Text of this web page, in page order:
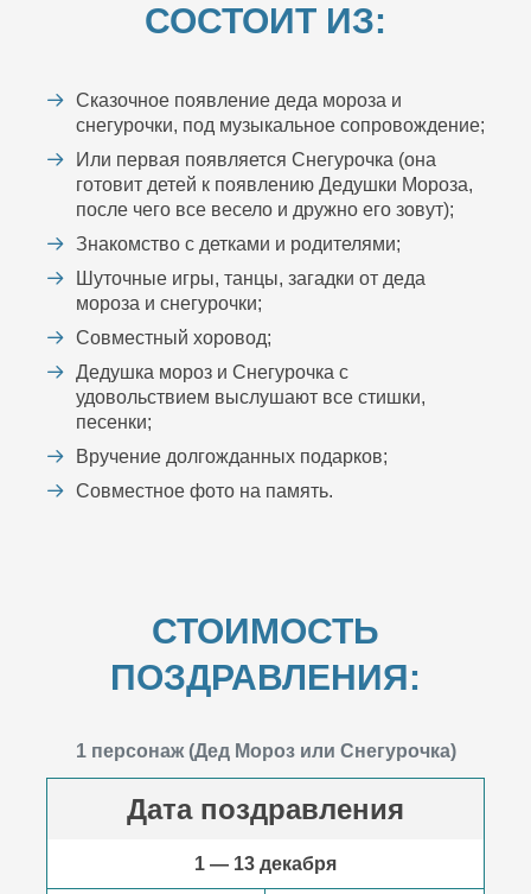
СОСТОИТ ИЗ:
Сказочное появление деда мороза и
снегурочки, под музыкальное сопровождение;
Или первая появляется Снегурочка (она
готовит детей к появлению Дедушки Мороза,
после чего все весело и дружно его зовут);
Знакомство с детками и родителями;
Шуточные игры, танцы, загадки от деда
мороза и снегурочки;
Совместный хоровод;
Дедушка мороз и Снегурочка с
удовольствием выслушают все стишки,
песенки;
Вручение долгожданных подарков;
Совместное фото на память.
СТОИМОСТЬ
ПОЗДРАВЛЕНИЯ:
1 персонаж (Дед Мороз или Снегурочка)
Дата поздравления
1 — 13 декабря